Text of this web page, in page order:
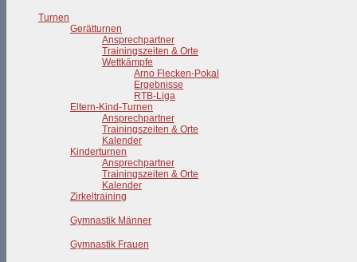
Turnen
Gerätturnen
Ansprechpartner
Trainingszeiten & Orte
Wettkämpfe
Arno Flecken-Pokal
Ergebnisse
RTB-Liga
Eltern-Kind-Turnen
Ansprechpartner
Trainingszeiten & Orte
Kalender
Kinderturnen
Ansprechpartner
Trainingszeiten & Orte
Kalender
Zirkeltraining
Gymnastik Männer
Gymnastik Frauen